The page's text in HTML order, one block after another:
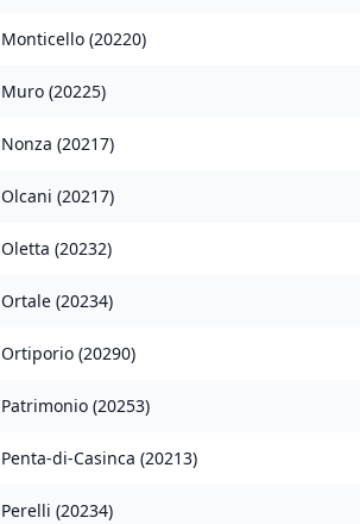
Monticello (20220)
Muro (20225)
Nonza (20217)
Olcani (20217)
Oletta (20232)
Ortale (20234)
Ortiporio (20290)
Patrimonio (20253)
Penta-di-Casinca (20213)
Perelli (20234)